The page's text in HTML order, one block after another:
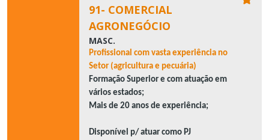
91- COMERCIAL
AGRONEGÓCIO
MASC.
Profissional com vasta experiência no
Setor (agricultura e pecuária)
Formação Superior e com atuação em
vários estados;
Mais de 20 anos de experiência;
Disponível p/ atuar como PJ